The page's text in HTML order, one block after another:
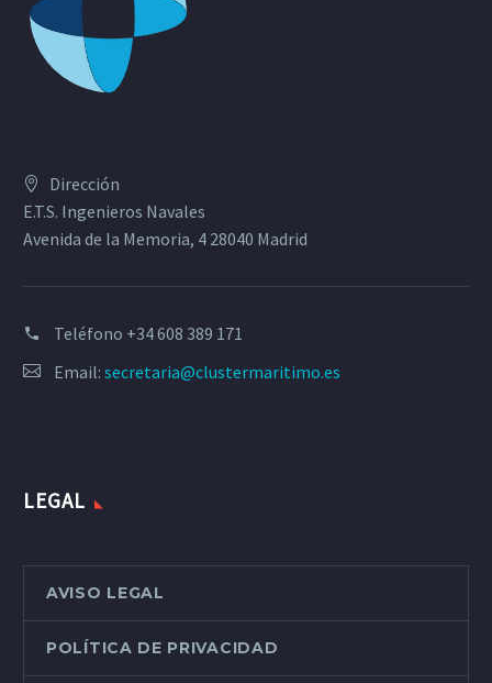
Dirección
E.T.S. Ingenieros Navales
Avenida de la Memoria, 4 28040 Madrid
Teléfono +34 608 389 171
Email: secretaria@clustermaritimo.es
LEGAL
AVISO LEGAL
POLÍTICA DE PRIVACIDAD